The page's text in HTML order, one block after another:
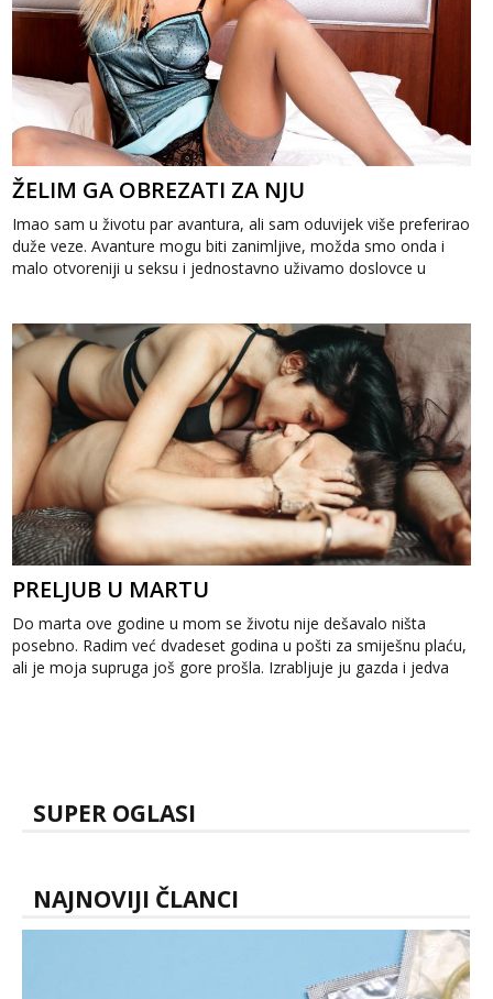
ŽELIM GA OBREZATI ZA NJU
Imao sam u životu par avantura, ali sam oduvijek više preferirao
duže veze. Avanture mogu biti zanimljive, možda smo onda i
malo otvoreniji u seksu i jednostavno uživamo doslovce u
PRELJUB U MARTU
Do marta ove godine u mom se životu nije dešavalo ništa
posebno. Radim već dvadeset godina u pošti za smiješnu plaću,
ali je moja supruga još gore prošla. Izrabljuje ju gazda i jedva
SUPER OGLASI
NAJNOVIJI ČLANCI